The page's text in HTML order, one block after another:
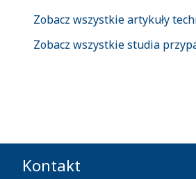
Zobacz wszystkie artykuły
Zobacz wszystkie studia
Kontakt